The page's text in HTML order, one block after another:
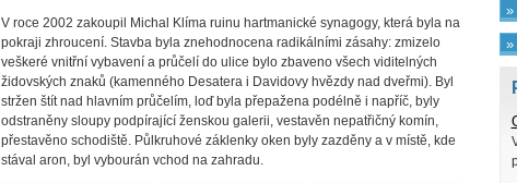
V roce 2002 zakoupil Michal Klíma ruinu hartmanické synagogy, která byla na
pokraji zhroucení. Stavba byla znehodnocena radikálními zásahy: zmizelo
veškeré vnitřní vybavení a průčelí do ulice bylo zbaveno všech viditelných
židovských znaků (kamenného Desatera i Davidovy hvězdy nad dveřmi). Byl
stržen štít nad hlavním průčelím, loď byla přepažena podélně i napříč, byly
odstraněny sloupy podpírající ženskou galerii, vestavěn nepatřičný komín,
přestavěno schodiště. Půlkruhové záklenky oken byly zazděny a v místě, kde
stával aron, byl vybourán vchod na zahradu.
»
»